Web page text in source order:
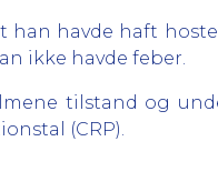
han havde haft
ikke havde feber.
tilstand og
(CRP).